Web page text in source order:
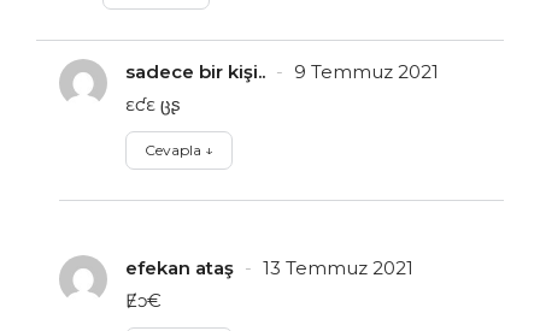
sadece bir kişi..
9 Temmuz 2021
ɛƈɛ ცʂ
Cevapla ↓
efekan ataş
13 Temmuz 2021
Ɇɔ€